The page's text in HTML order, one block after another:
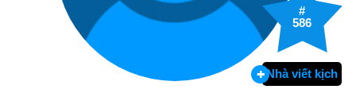
#
586
Nhà viết kịch